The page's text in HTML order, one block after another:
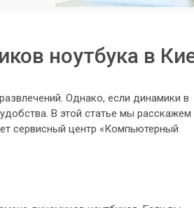
ноутбука в
Однако, если динамики в
В этой статье мы расскажем
сервисный центр «Компьютерный